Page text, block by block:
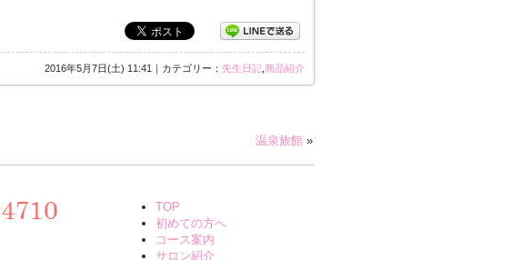
2016年5月7日(土) 11:41｜カテゴリー： 先生日記 商品紹介
温泉旅館 »
TOP
初めての方へ
コース案内
サロン紹介